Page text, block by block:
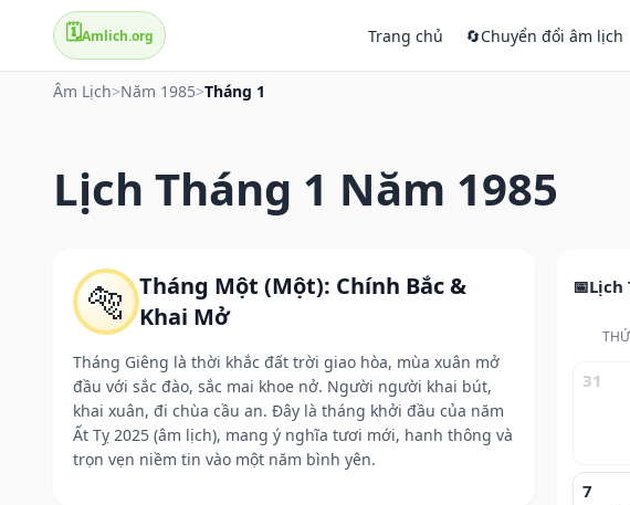
🗓️Amlich.org Trang chủ 🔄Chuyển đổi âm lịch
Âm Lịch>Năm 1985>Tháng 1
Lịch Tháng 1 Năm 1985
🐅 Tháng Một (Một): Chính Bắc &
Khai Mở
Tháng Giêng là thời khắc đất trời giao hòa, mùa xuân mở
đầu với sắc đào, sắc mai khoe nở. Người người khai bút,
khai xuân, đi chùa cầu an. Đây là tháng khởi đầu của năm
Ất Tỵ 2025 (âm lịch), mang ý nghĩa tươi mới, hanh thông và
trọn vẹn niềm tin vào một năm bình yên.
Lịch
31
7